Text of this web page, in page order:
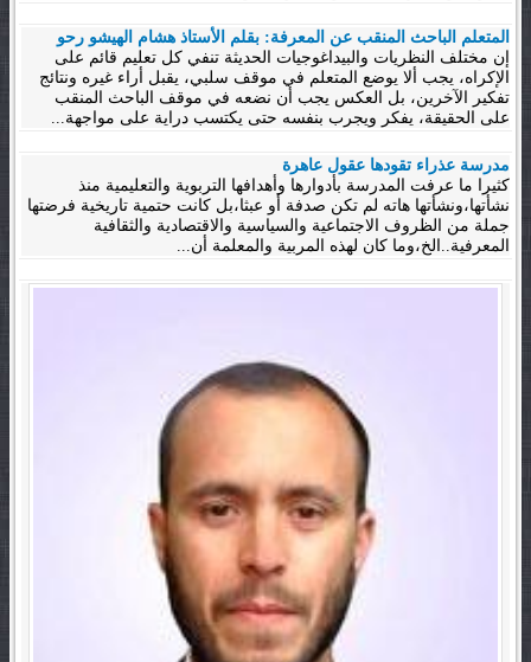
المتعلم الباحث المنقب عن المعرفة: بقلم الأستاذ هشام الهيشو رحو
إن مختلف النظريات والبيداغوجيات الحديثة تنفي كل تعليم قائم على
الإكراه، يجب ألا يوضع المتعلم في موقف سلبي، يقبل أراء غيره ونتائج
تفكير الآخرين، بل العكس يجب أن نضعه في موقف الباحث المنقب
على الحقيقة، يفكر ويجرب بنفسه حتى يكتسب دراية على مواجهة...
مدرسة عذراء تقودها عقول عاهرة
كثيرا ما عرفت المدرسة بأدوارها وأهدافها التربوية والتعليمية منذ
نشأتها،ونشأتها هاته لم تكن صدفة أو عبثا،بل كانت حتمية تاريخية فرضتها
جملة من الظروف الاجتماعية والسياسية والاقتصادية والثقافية
المعرفية..الخ،وما كان لهذه المربية والمعلمة أن...